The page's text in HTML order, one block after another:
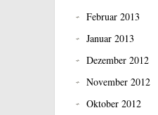
Februar 2013
Januar 2013
Dezember 2012
November 2012
Oktober 2012